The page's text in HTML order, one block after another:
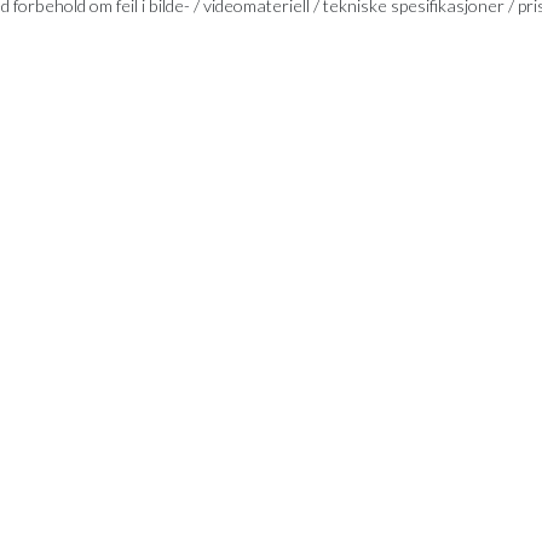
forbehold om feil i bilde- / videomateriell / tekniske spesifikasjoner /